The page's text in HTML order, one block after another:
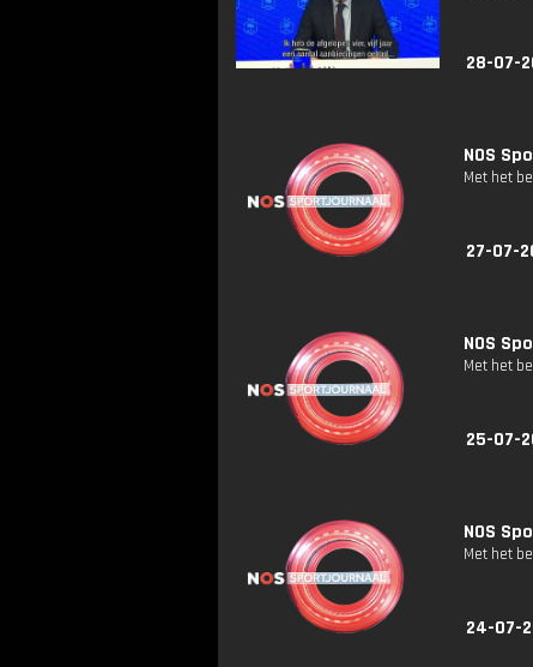
28-07-
NOS
Met het
27-07-
NOS
Met het
25-07-
NOS
Met het
24-07-